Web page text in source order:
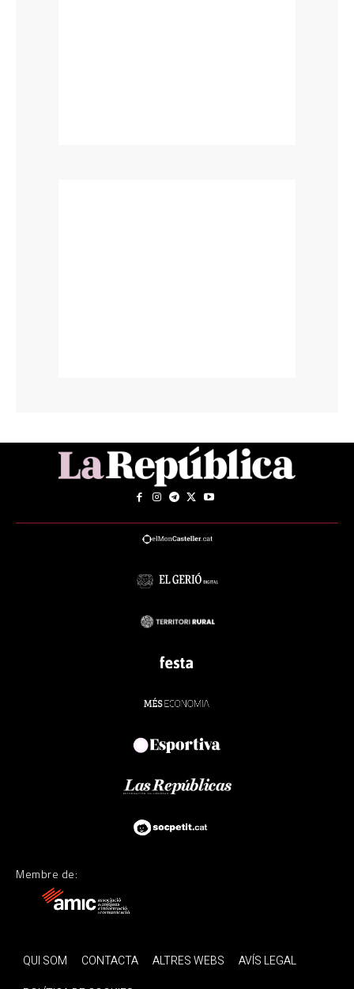
Membre de:
QUI SOM CONTACTA ALTRES WEBS
AVÍS LEGAL